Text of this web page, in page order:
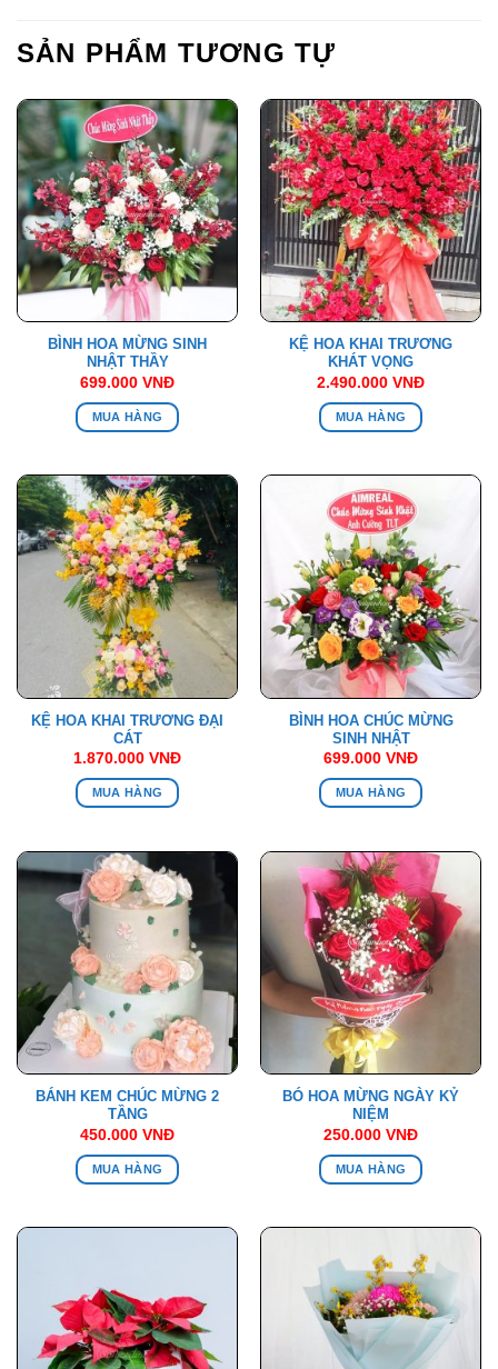
SẢN PHẨM TƯƠNG TỰ
BÌNH HOA MỪNG SINH
NHẬT THẦY
699.000 VNĐ
MUA HÀNG
KỆ HOA KHAI TRƯƠNG
KHÁT VỌNG
2.490.000 VNĐ
MUA HÀNG
KỆ HOA KHAI TRƯƠNG ĐẠI
CÁT
1.870.000 VNĐ
MUA HÀNG
BÌNH HOA CHÚC MỪNG
SINH NHẬT
699.000 VNĐ
MUA HÀNG
BÁNH KEM CHÚC MỪNG 2
TẦNG
450.000 VNĐ
MUA HÀNG
BÓ HOA MỪNG NGÀY KỶ
NIỆM
250.000 VNĐ
MUA HÀNG